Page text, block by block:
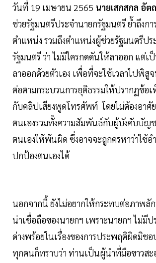
วันที่ 19 เมษายน 2565 นายเสกสกล อัต
ช่วยรัฐมนตรีประจำนายกรัฐมนตรี ย้ำถึงก
ตำแหน่ง รวมถึงตำแหน่งผู้ช่วยรัฐมนตรีปร
รัฐมนตรี ว่า ไม่มีใครกดดันให้ลาออก แต่เ
ลาออกด้วยตัวเอง เพื่อที่จะใช้เวลาไปพิสู
ต่อตามกระบวนการยุติธรรมให้ปรากฏข้อเ
กับคลิปเสียงพูดโทรศัพท์ โดยไม่ต้องอาศั
ตนเองรวมทั้งความสัมพันธ์กับผู้บังคับบัญ
ตนเองให้พ้นผิด ซึ่งอาจจะถูกครหาว่าใช้
ปกป้องตนเองได้
นอกจากนี้ ยังไม่อยากให้กระทบต่อภาพลั
น่าเชื่อถือของนายกฯ เพราะนายกฯ ไม่มีป
ด่างพร้อยในเรื่องของการประพฤติผิดมิช
ทุกคนก็ทราบว่า ท่านเป็นผู้นำที่มือขาวสะ